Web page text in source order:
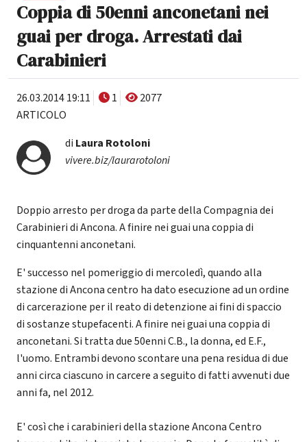
Coppia di 50enni anconetani nei
guai per droga. Arrestati dai
Carabinieri
26.03.2014 19:11 1
2077
ARTICOLO
di Laura Rotoloni
vivere.biz/laurarotoloni
Doppio arresto per droga da parte della Compagnia dei
Carabinieri di Ancona. A finire nei guai una coppia di
cinquantenni anconetani.
E' successo nel pomeriggio di mercoledì, quando alla
stazione di Ancona centro ha dato esecuzione ad un ordine
di carcerazione per il reato di detenzione ai fini di spaccio
di sostanze stupefacenti. A finire nei guai una coppia di
anconetani. Si tratta due 50enni C.B., la donna, ed E.F.,
l'uomo. Entrambi devono scontare una pena residua di due
anni circa ciascuno in carcere a seguito di fatti avvenuti due
anni fa, nel 2012.
E' così che i carabinieri della stazione Ancona Centro